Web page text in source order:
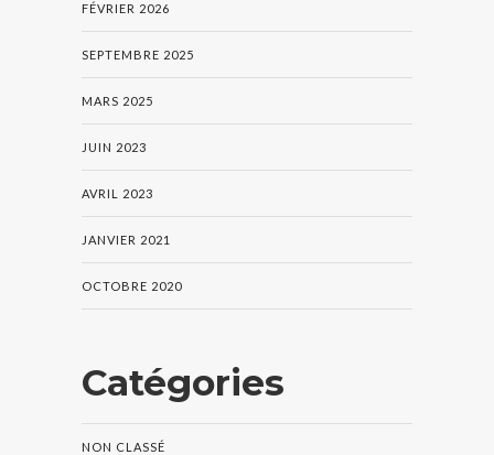
FÉVRIER 2026
SEPTEMBRE 2025
MARS 2025
JUIN 2023
AVRIL 2023
JANVIER 2021
OCTOBRE 2020
Catégories
NON CLASSÉ